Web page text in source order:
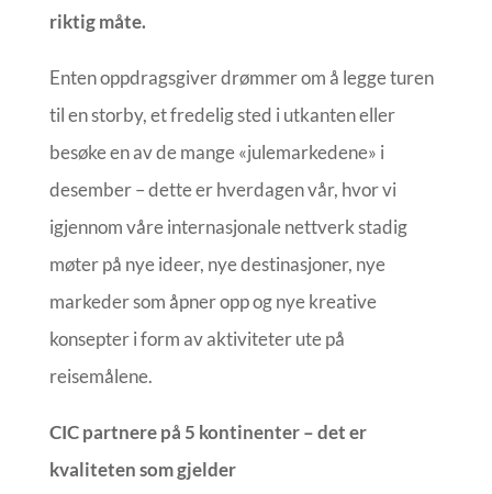
riktig måte.
Enten oppdragsgiver drømmer om å legge turen
til en storby, et fredelig sted i utkanten eller
besøke en av de mange «julemarkedene» i
desember – dette er hverdagen vår, hvor vi
igjennom våre internasjonale nettverk stadig
møter på nye ideer, nye destinasjoner, nye
markeder som åpner opp og nye kreative
konsepter i form av aktiviteter ute på
reisemålene.
CIC partnere på 5 kontinenter – det er
kvaliteten som gjelder